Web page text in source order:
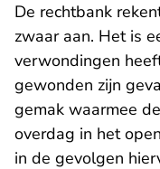
De rechtbank
zwaar aan. Het is
verwondingen
gewonden zijn
gemak waarmee
overdag in het
in de gevolgen